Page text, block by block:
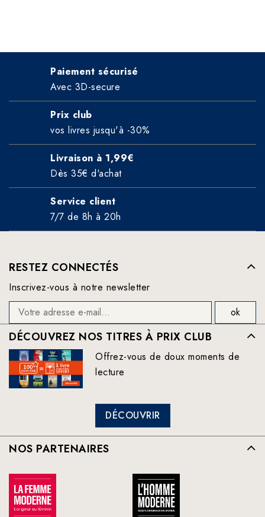
Paiement sécurisé
Avec 3D-secure
Prix club
vos livres jusqu'à -30%
Livraison à 1,99€
Dès 35€ d'achat
Service client
7/7 de 8h à 20h
RESTEZ CONNECTÉS
Inscrivez-vous à notre newsletter
DÉCOUVREZ NOS TITRES À PRIX CLUB
Offrez-vous de doux moments de
lecture
DÉCOUVRIR
NOS PARTENAIRES